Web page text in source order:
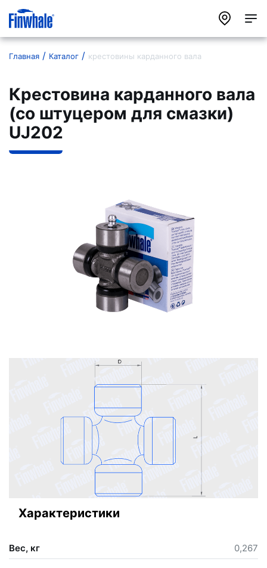
Главная Каталог крестовины карданного вала
Крестовина карданного вала
(со штуцером для смазки)
UJ202
Характеристики
Вес, кг 0,267